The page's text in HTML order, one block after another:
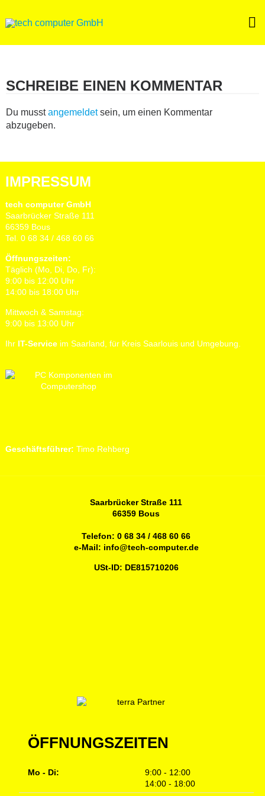
to
SCHREIBE EINEN KOMMENTAR
Du musstangemeldetsein, um einen Kommentar
abzugeben.
IMPRESSUM
tech computer GmbH
Saarbrücker Straße 111
66359 Bous
Tel. 0 68 34 / 468 60 66
Öffnungszeiten:
Täglich (Mo, Di, Do, Fr):
9:00 bis 12:00 Uhr
14:00 bis 18:00 Uhr
Mittwoch & Samstag:
9:00 bis 13:00 Uhr
Ihr IT-Serviceim Saarland, für Kreis Saarlouis und Umgebung.
Geschäftsführer: Timo Rehberg
Saarbrücker Straße 111
66359 Bous
Telefon:0 68 34 / 468 60 66
e-Mail: info@tech-computer.de
USt-ID: DE815710206
ÖFFNUNGSZEITEN
Mo - Di:
9:00 - 12:00
14:00 - 18:00